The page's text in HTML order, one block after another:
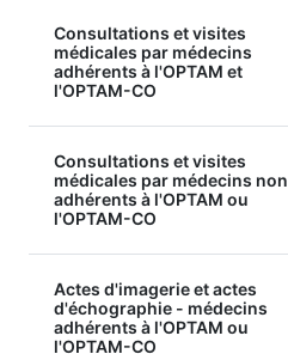
Consultations et visites
médicales par médecins
adhérents à l'OPTAM et
l'OPTAM-CO
Consultations et visites
médicales par médecins non
adhérents à l'OPTAM ou
l'OPTAM-CO
Actes d'imagerie et actes
d'échographie - médecins
adhérents à l'OPTAM ou
l'OPTAM-CO